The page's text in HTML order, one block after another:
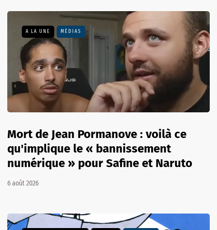
A LA UNE MÉDIAS
Mort de Jean Pormanove : voilà ce
qu'implique le « bannissement
numérique » pour Safine et Naruto
6 août 2026